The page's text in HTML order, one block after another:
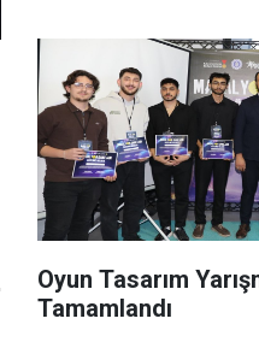
Oyun Tasarım
Tamamlandı